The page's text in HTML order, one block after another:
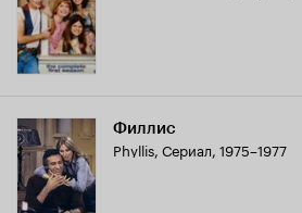
Филлис
Phyllis, Сериал, 1975–1977